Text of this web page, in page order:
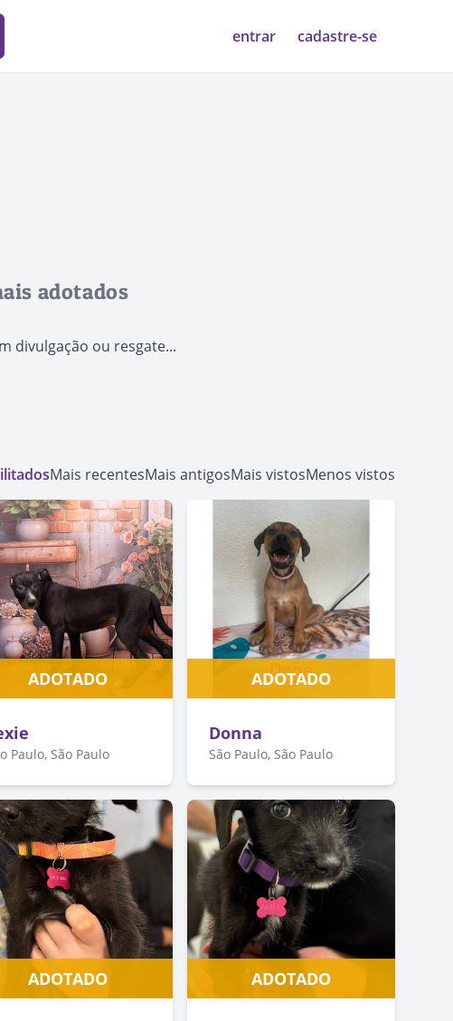
entrar cadastre-se
adotados
divulgação ou resgate...
Mais recentesMais antigosMais vistosMenos vistos
ADOTADO
Paulo, São Paulo
ADOTADO
Donna
São Paulo, São Paulo
ADOTADO ADOTADO